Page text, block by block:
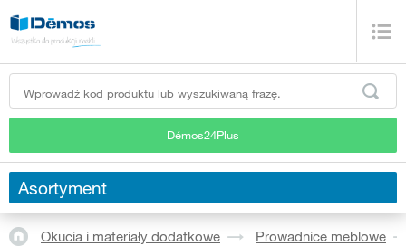
Démos24Plus
Asortyment
Okucia i materiały dodatkowe Prowadnice meblowe